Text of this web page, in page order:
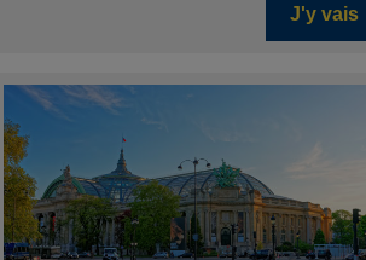
J'y vais